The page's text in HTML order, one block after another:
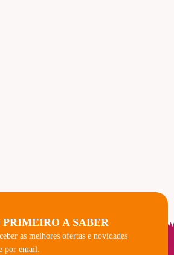
PRIMEIRO A SABER
as melhores ofertas e novidades
por email.